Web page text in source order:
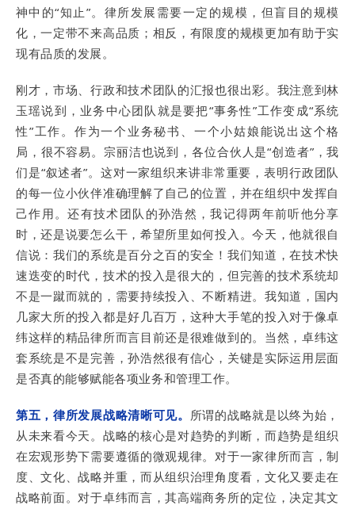
神中的“知止”。律所发展需要一定的规模，但盲目的规模
化，一定带不来高品质；相反，有限度的规模更加有助于实
现有品质的发展。
刚才，市场、行政和技术团队的汇报也很出彩。我注意到林
玉瑶说到，业务中心团队就是要把“事务性”工作变成“系统
性”工作。作为一个业务秘书、一个小姑娘能说出这个格
局，很不容易。宗丽洁也说到，各位合伙人是“创造者”，我
们是“叙述者”。这对一家组织来讲非常重要，表明行政团队
的每一位小伙伴准确理解了自己的位置，并在组织中发挥自
己作用。还有技术团队的孙浩然，我记得两年前听他分享
时，还是说要怎么干，希望所里如何投入。今天，他就很自
信说：我们的系统是百分之百的安全！我们知道，在技术快
速迭变的时代，技术的投入是很大的，但完善的技术系统却
不是一蹴而就的，需要持续投入、不断精进。我知道，国内
几家大所的投入都是好几百万，这种大手笔的投入对于像卓
纬这样的精品律所而言目前还是很难做到的。当然，卓纬这
套系统是不是完善，孙浩然很有信心，关键是实际运用层面
是否真的能够赋能各项业务和管理工作。
第五，律所发展战略清晰可见。 所谓的战略就是以终为始，
从未来看今天。战略的核心是对趋势的判断，而趋势是组织
在宏观形势下需要遵循的微观规律。对于一家律所而言，制
度、文化、战略并重，而从组织治理角度看，文化又要走在
战略前面。对于卓纬而言，其高端商务所的定位，决定其文